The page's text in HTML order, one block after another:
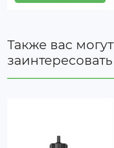
Также вас могут
заинтересовать